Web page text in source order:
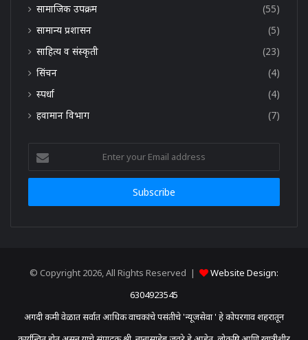
सामाजिक उपक्रम
(55)
सामान्य प्रशासन
(5)
साहित्य व संस्कृती
(23)
सिंचन
(4)
स्पर्धा
(4)
हवामान विभाग
(7)
your
Email
© Copyright 2026, All Rights Reserved |
Website Design:
6304923545
अगदी कमी वेळात सर्वात आधिक वाचकांचे पसंतीचे 'न्यूजसेवा ' हे कोपरगाव शहरातून